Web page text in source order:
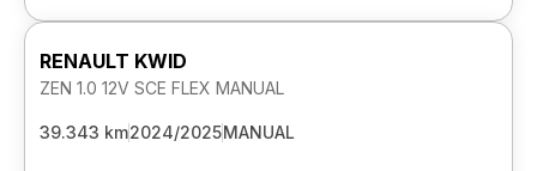
RENAULT KWID
ZEN 1.0 12V SCE FLEX MANUAL
39.343 km2024/2025MANUAL